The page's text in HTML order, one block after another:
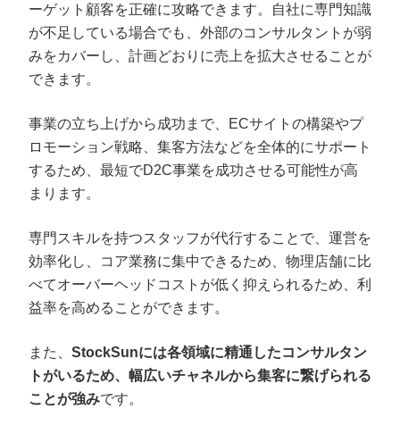
ーゲット顧客を正確に攻略できます。自社に専門知識
が不足している場合でも、外部のコンサルタントが弱
みをカバーし、計画どおりに売上を拡大させることが
できます。
事業の立ち上げから成功まで、ECサイトの構築やプ
ロモーション戦略、集客方法などを全体的にサポート
するため、最短でD2C事業を成功させる可能性が高
まります。
専門スキルを持つスタッフが代行することで、運営を
効率化し、コア業務に集中できるため、物理店舗に比
べてオーバーヘッドコストが低く抑えられるため、利
益率を高めることができます。
また、 StockSunには各領域に精通したコンサルタン
トがいるため、幅広いチャネルから集客に繋げられる
ことが強みです。